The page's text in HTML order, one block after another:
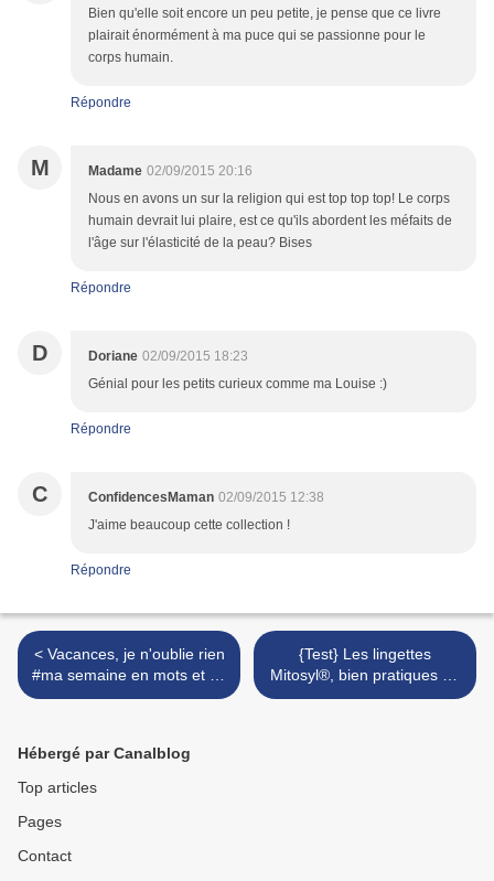
Bien qu'elle soit encore un peu petite, je pense que ce livre
plairait énormément à ma puce qui se passionne pour le
corps humain.
Répondre
M Madame 02/09/2015 20:16
Nous en avons un sur la religion qui est top top top! Le corps
humain devrait lui plaire, est ce qu'ils abordent les méfaits de
l'âge sur l'élasticité de la peau? Bises
Répondre
D Doriane 02/09/2015 18:23
Génial pour les petits curieux comme ma Louise :)
Répondre
C ConfidencesMaman 02/09/2015 12:38
J'aime beaucoup cette collection !
Répondre
< Vacances, je n'oublie rien
#ma semaine en mots et en
images #52
{Test} Les lingettes
Mitosyl®, bien pratiques en
balade >
Hébergé par Canalblog
Top articles
Pages
Contact